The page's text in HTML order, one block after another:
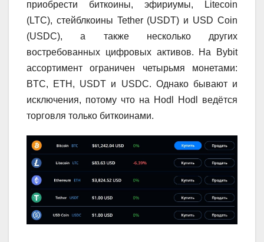
приобрести биткоины, эфириумы, Litecoin
(LTC), стейблкоины Tether (USDT) и USD Coin
(USDC), а также несколько других
востребованных цифровых активов. На Bybit
ассортимент ограничен четырьмя монетами:
BTC, ETH, USDT и USDC. Однако бывают и
исключения, потому что на Hodl Hodl ведётся
торговля только биткоинами.